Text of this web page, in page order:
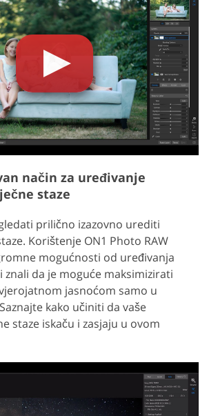
način za uređivanje
staze
prilično izazovno urediti
Korištenje ON1 Photo RAW
mogućnosti od uređivanja
znali da je moguće maksimizirati
jasnoćom samo u
kako učiniti da vaše
staze iskaču i zasjaju u ovom